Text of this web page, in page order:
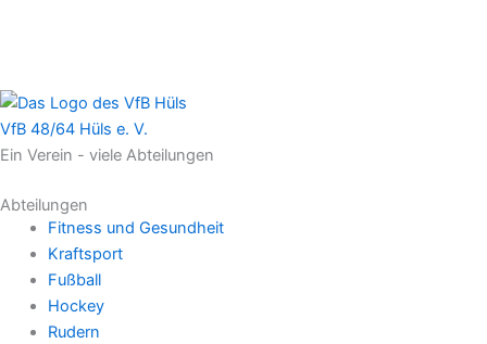
VfB 48/64 Hüls e. V.
Ein Verein - viele Abteilungen
Abteilungen
Fitness und Gesundheit
Kraftsport
Fußball
Hockey
Rudern